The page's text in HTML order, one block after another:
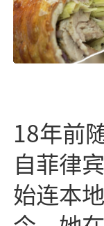
18年前
自菲律
始连本